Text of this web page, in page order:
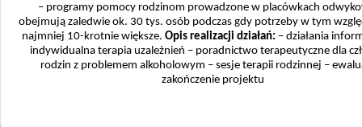
– programy pomocy rodzinom prowadzone w placówkach
obejmują zaledwie ok. 30 tys. osób podczas gdy potrzeby w tym
najmniej 10-krotnie większe. Opis realizacji działań: – działania
indywidualna terapia uzależnień – poradnictwo terapeutyczne dla
rodzin z problemem alkoholowym – sesje terapii rodzinnej –
zakończenie projektu